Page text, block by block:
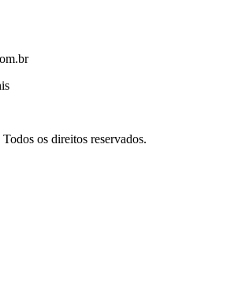
Todos os direitos reservados.